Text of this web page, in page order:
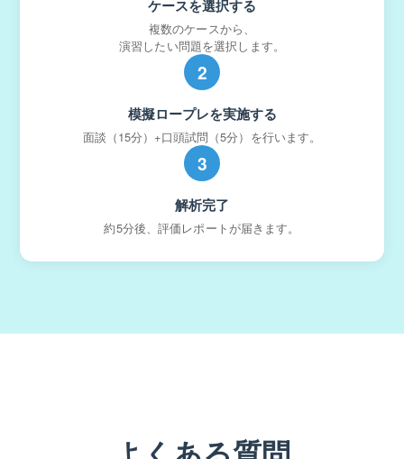
ケースを選択する
複数のケースから、
演習したい問題を選択します。
2
模擬ロープレを実施する
面談（15分）+口頭試問（5分）を行います。
3
解析完了
約5分後、評価レポートが届きます。